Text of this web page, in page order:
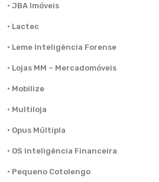
· JBA Imóveis
· Lactec
· Leme Inteligência Forense
· Lojas MM – Mercadomóveis
· Mobilize
· Multiloja
· Opus Múltipla
· OS Inteligência Financeira
· Pequeno Cotolengo